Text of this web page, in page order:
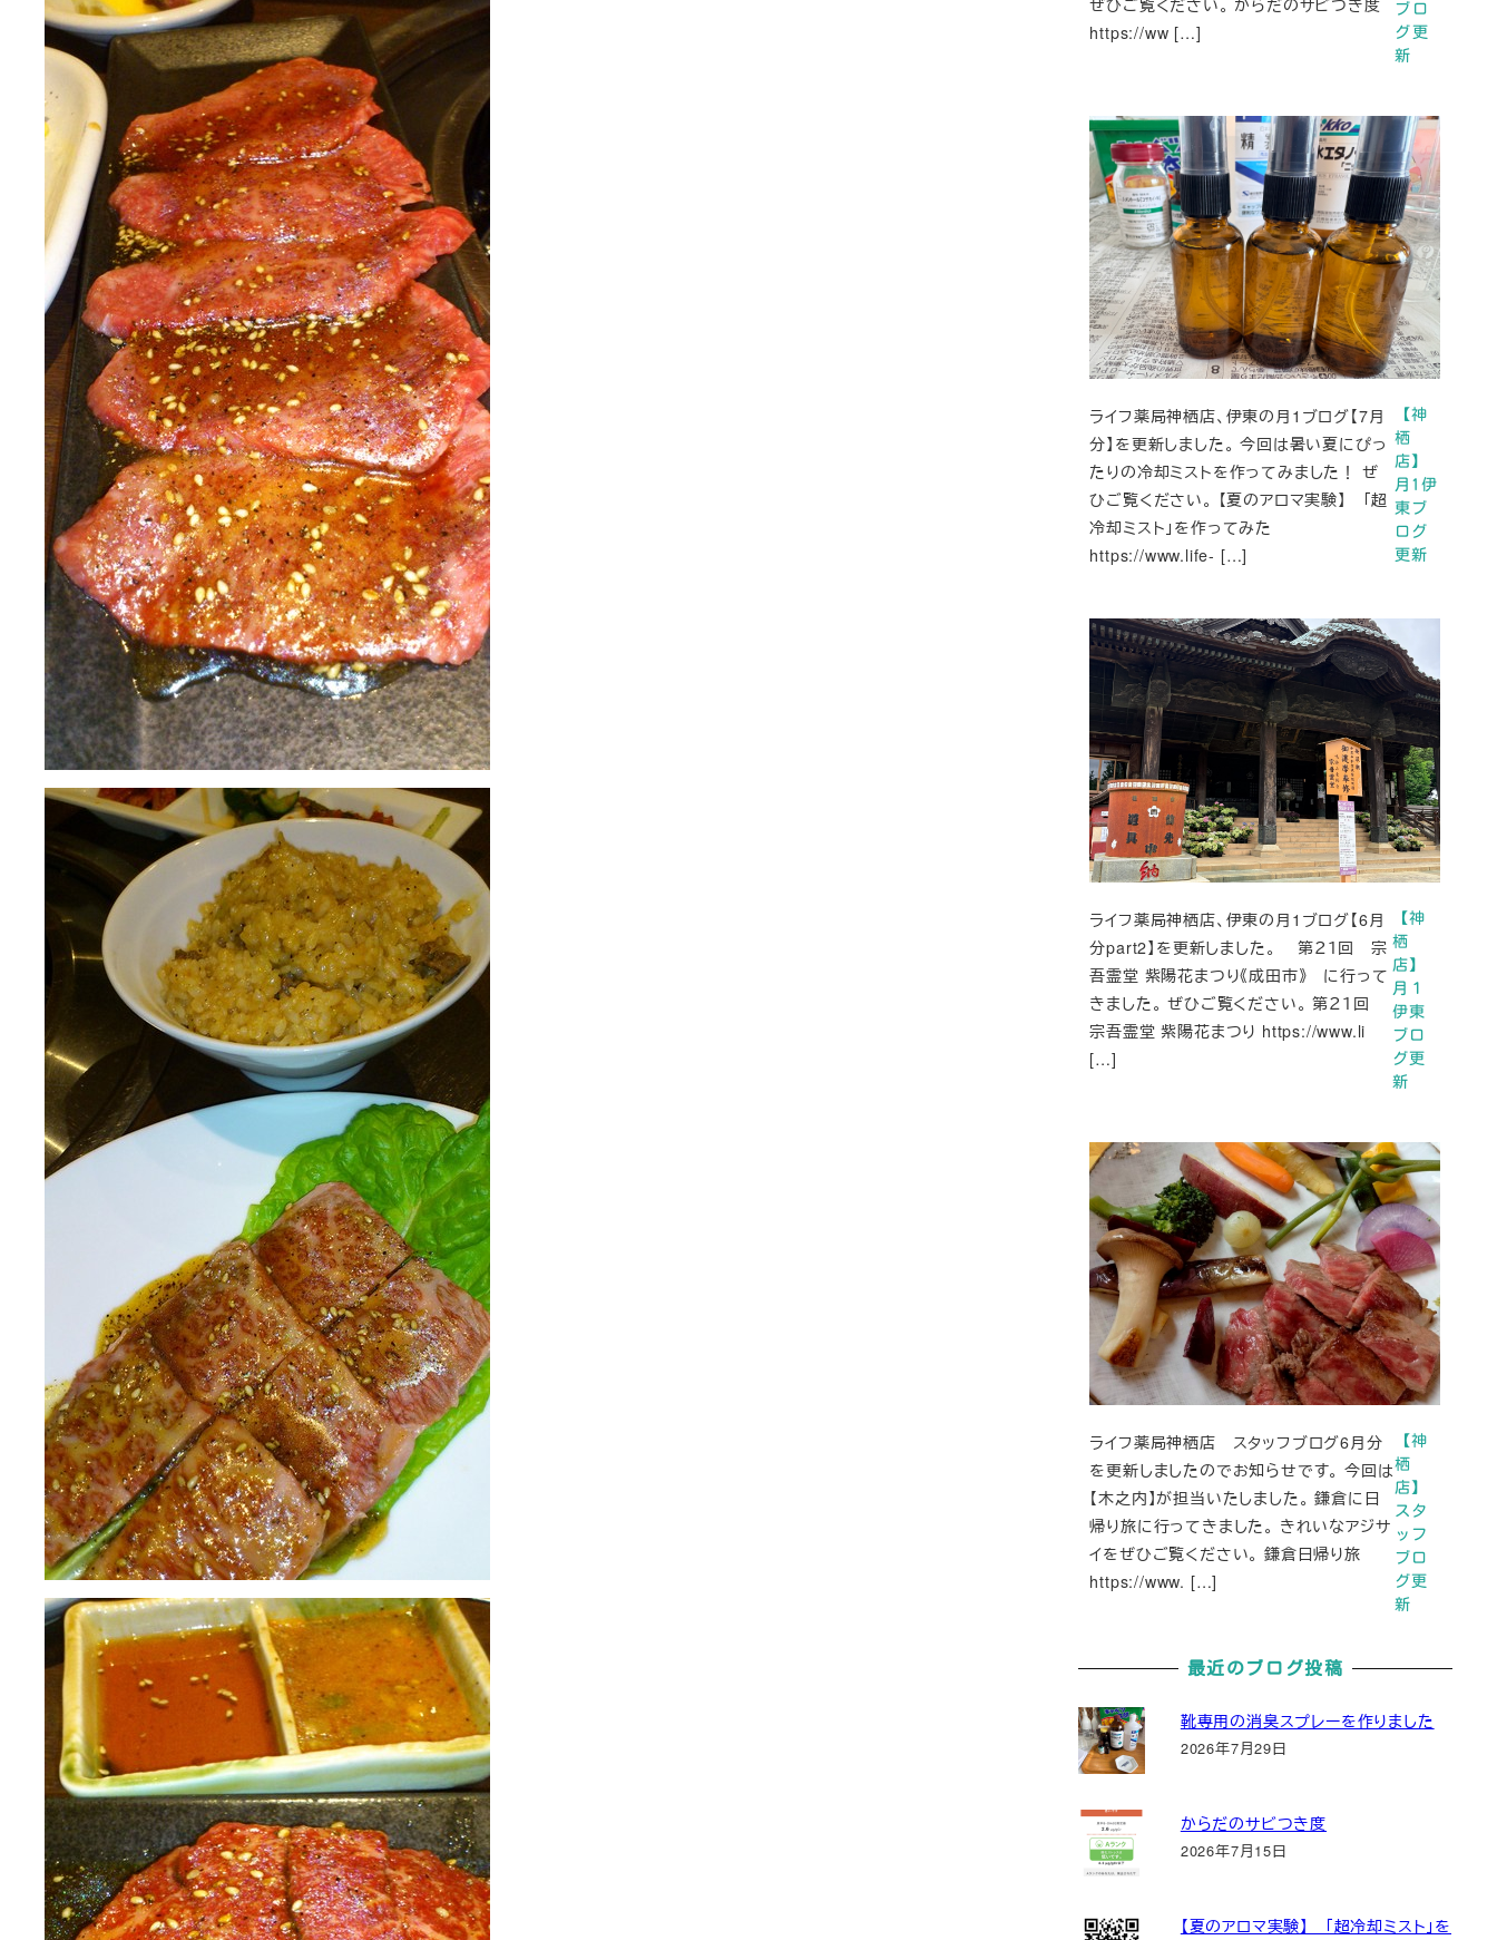
ブロ
グ更
新
https://ww […]
【神
栖
店】
月1伊
東ブ
ログ
更新
ライフ薬局神栖店、伊東の月1ブログ【7月
分】を更新しました。 今回は暑い夏にぴっ
たりの冷却ミストを作ってみました！ ぜ
ひご覧ください。 【夏のアロマ実験】 「超
冷却ミスト」を作ってみた
https://www.life- […]
【神
栖
店】
月１
伊東
ブロ
グ更
新
ライフ薬局神栖店、伊東の月1ブログ【6月
分part2】を更新しました。 第２１回 宗
吾霊堂 紫陽花まつり《成田市》 に行って
きました。 ぜひご覧ください。 第２１回
宗吾霊堂 紫陽花まつり https://www.li
[…]
【神
栖
店】
スタ
ッフ
ブロ
グ更
新
ライフ薬局神栖店 スタッフブログ6月分
を更新しましたのでお知らせです。 今回は
【木之内】が担当いたしました。 鎌倉に日
帰り旅に行ってきました。 きれいなアジサ
イをぜひご覧ください。 鎌倉日帰り旅
https://www. […]
最近のブログ投稿
靴専用の消臭スプレーを作りました
2026年7月29日
からだのサビつき度
2026年7月15日
【夏のアロマ実験】 「超冷却ミスト」を